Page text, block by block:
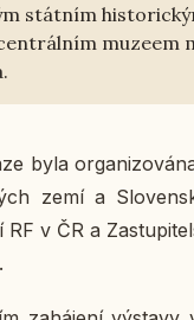
stát­ním
muzeem
byla
zemí a
RF v ČR a